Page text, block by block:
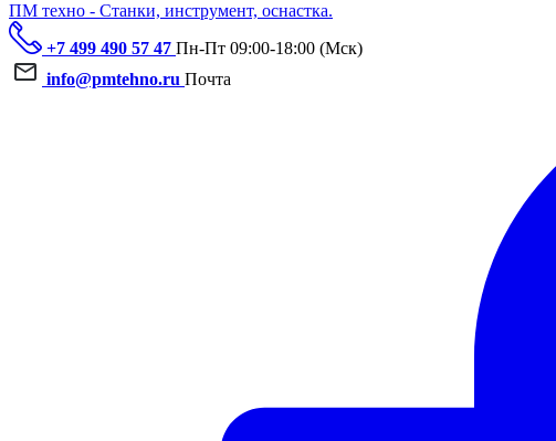
ПМ техно - Станки, инструмент, оснастка.
+7 499 490 57 47 Пн-Пт 09:00-18:00 (Мск)
info@pmtehno.ru Почта